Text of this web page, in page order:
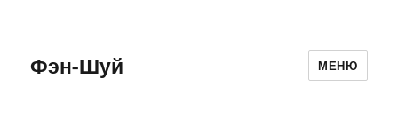
Фэн-Шуй МЕНЮ